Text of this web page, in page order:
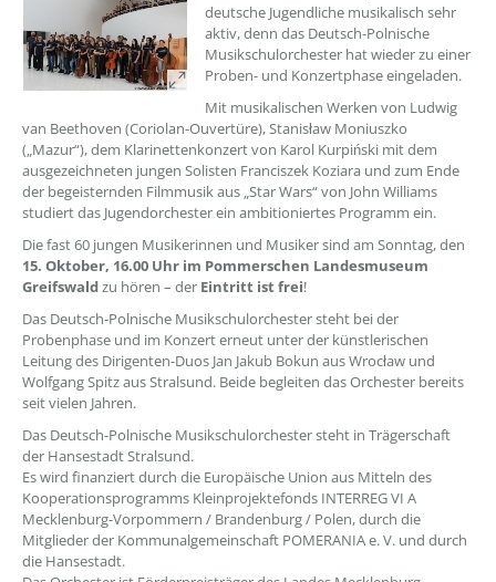
deutsche Jugendliche musikalisch sehr
aktiv, denn das Deutsch-Polnische
Musikschulorchester hat wieder zu einer
Proben- und Konzertphase eingeladen.
Mit musikalischen Werken von Ludwig
van Beethoven (Coriolan-Ouvertüre), Stanisław Moniuszko
(„Mazur“), dem Klarinettenkonzert von Karol Kurpiński mit dem
ausgezeichneten jungen Solisten Franciszek Koziara und zum Ende
der begeisternden Filmmusik aus „Star Wars“ von John Williams
studiert das Jugendorchester ein ambitioniertes Programm ein.
Die fast 60 jungen Musikerinnen und Musiker sind am Sonntag, den
15. Oktober, 16.00 Uhr im Pommerschen Landesmuseum
Greifswaldzu hören – der Eintritt ist frei!
Das Deutsch-Polnische Musikschulorchester steht bei der
Probenphase und im Konzert erneut unter der künstlerischen
Leitung des Dirigenten-Duos Jan Jakub Bokun aus Wrocław und
Wolfgang Spitz aus Stralsund. Beide begleiten das Orchester bereits
seit vielen Jahren.
Das Deutsch-Polnische Musikschulorchester steht in Trägerschaft
der Hansestadt Stralsund.
Es wird finanziert durch die Europäische Union aus Mitteln des
Kooperationsprogramms Kleinprojektefonds INTERREG VI A
Mecklenburg-Vorpommern / Brandenburg / Polen, durch die
Mitglieder der Kommunalgemeinschaft POMERANIA e. V. und durch
die Hansestadt.